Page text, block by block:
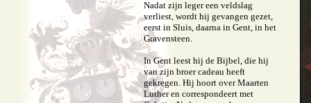
Nadat zijn leger een veldslag
verliest, wordt hij gevangen gezet,
eerst in Sluis, daarna in Gent, in het
Gravensteen.
In Gent leest hij de Bijbel, die hij
van zijn broer cadeau heeft
gekregen. Hij hoort over Maarten
Luther en correspondeert met